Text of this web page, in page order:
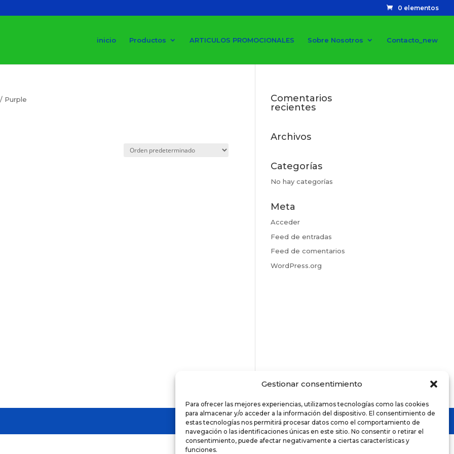
Gestionar consentimiento
Para ofrecer las mejores experiencias, utilizamos tecnologías como las cookies
para almacenar y/o acceder a la información del dispositivo. El consentimiento de
estas tecnologías nos permitirá procesar datos como el comportamiento de
navegación o las identificaciones únicas en este sitio. No consentir o retirar el
consentimiento, puede afectar negativamente a ciertas características y
funciones.
0 elementos
inicio Productos ARTICULOS PROMOCIONALES Sobre Nosotros Contacto_new
Purple
Comentarios
recientes
Archivos
Categorías
No hay categorías
Meta
Acceder
Feed de entradas
Feed de comentarios
WordPress.org